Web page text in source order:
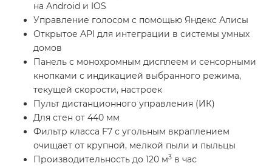
на Android и IOS
Управление голосом с помощью Яндекс Алисы
Открытое API для интеграции в системы умных
домов
Панель с монохромным дисплеем и сенсорными
кнопками с индикацией выбранного режима,
текущей скорости, настроек
Пульт дистанционного управления (ИК)
Для стен от 440 мм
Фильтр класса F7 с угольным вкраплением
очищает от крупной, мелкой пыли и пыльцы
Производительность до 120 м3 в час